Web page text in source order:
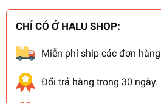
CHỈ CÓ Ở HALU SHOP:
Miễn phí ship các đơn
Đổi trả hàng trong 30 ngày.